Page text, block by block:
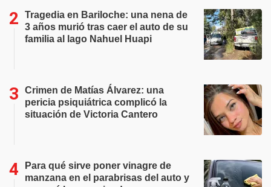
Tragedia en Bariloche: una nena de
3 años murió tras caer el auto de su
familia al lago Nahuel Huapi
Crimen de Matías Álvarez: una
pericia psiquiátrica complicó la
situación de Victoria Cantero
Para qué sirve poner vinagre de
manzana en el parabrisas del auto y